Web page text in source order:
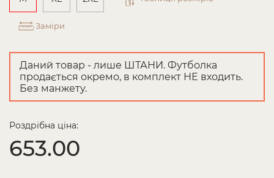
Заміри
Даний товар - лише ШТАНИ. Футболка
продається окремо, в комплект НЕ входить.
Без манжету.
Роздрібна ціна:
653.00